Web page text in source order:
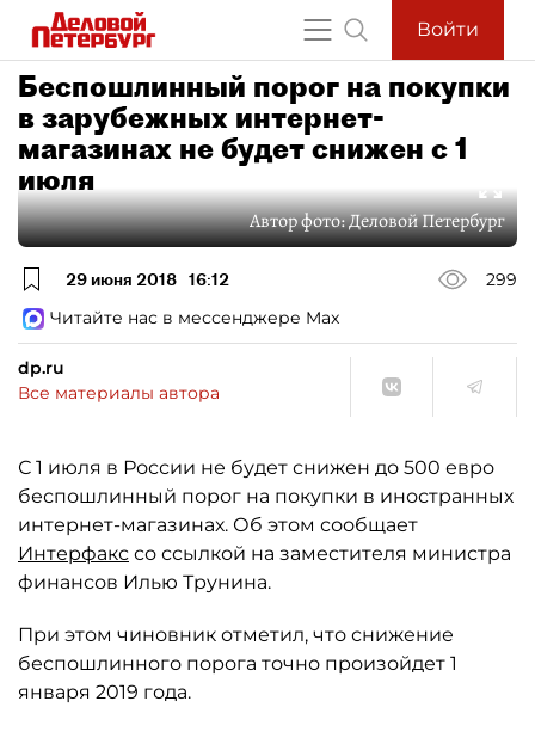
Войти
Беспошлинный порог на покупки
в зарубежных интернет-
магазинах не будет снижен с 1
июля
Автор фото:Деловой Петербург
29 июня 2018 16:12
299
Читайте нас в мессенджере Max
dp.ru
Все материалы автора
С 1 июля в России не будет снижен до 500 евро
беспошлинный порог на покупки в иностранных
интернет-магазинах. Об этом сообщает
Интерфакс со ссылкой на заместителя министра
финансов Илью Трунина.
При этом чиновник отметил, что снижение
беспошлинного порога точно произойдет 1
января 2019 года.